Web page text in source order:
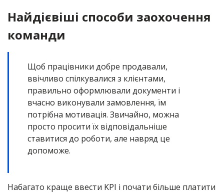
Найдієвіші способи заохочення
команди
Щоб працівники добре продавали,
ввічливо спілкувалися з клієнтами,
правильно оформлювали документи і
вчасно виконували замовлення, їм
потрібна мотивація. Звичайно, можна
просто просити їх відповідальніше
ставитися до роботи, але навряд це
допоможе.
Набагато краще ввести KPI і почати більше платити